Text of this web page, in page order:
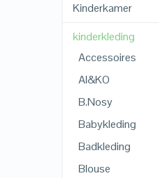
Kinderkamer
kinderkleding
Accessoires
AI&KO
B.Nosy
Babykleding
Badkleding
Blouse